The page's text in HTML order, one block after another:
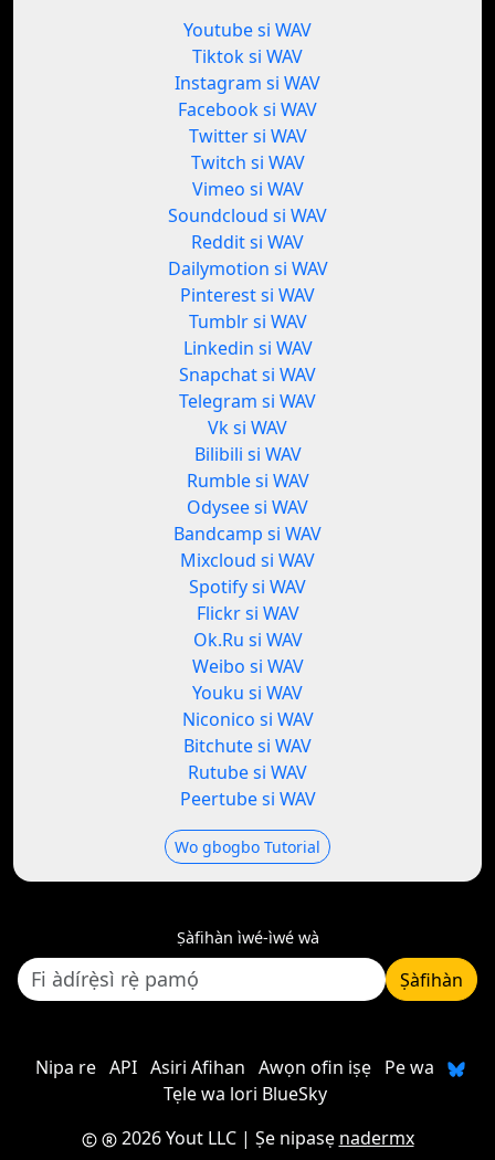
Youtube si WAV
Tiktok si WAV
Instagram si WAV
Facebook si WAV
Twitter si WAV
Twitch si WAV
Vimeo si WAV
Soundcloud si WAV
Reddit si WAV
Dailymotion si WAV
Pinterest si WAV
Tumblr si WAV
Linkedin si WAV
Snapchat si WAV
Telegram si WAV
Vk si WAV
Bilibili si WAV
Rumble si WAV
Odysee si WAV
Bandcamp si WAV
Mixcloud si WAV
Spotify si WAV
Flickr si WAV
Ok.Ru si WAV
Weibo si WAV
Youku si WAV
Niconico si WAV
Bitchute si WAV
Rutube si WAV
Peertube si WAV
Wo gbogbo Tutorial
Ṣàfihàn ìwé-ìwé wà
Ṣàfihàn
Nipa re API Asiri Afihan Awọn ofin iṣẹ
Pe wa
Tẹle wa lori BlueSky
2026 Yout LLC| Ṣe nipasẹ nadermx